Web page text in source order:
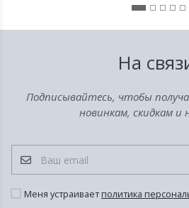
На
Подписывайтесь, чтобы
новинкам, скидкам и
Меня устраиваетполитика